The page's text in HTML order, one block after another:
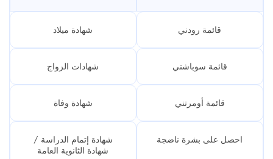
قائمة رودني شهادة ميلاد
قائمة سوباشني شهادات الزواج
قائمة أومرتني شهادة وفاة
احصل على بشرة ناضجة
شهادة إتمام الدراسة /
شهادة الثانوية العامة